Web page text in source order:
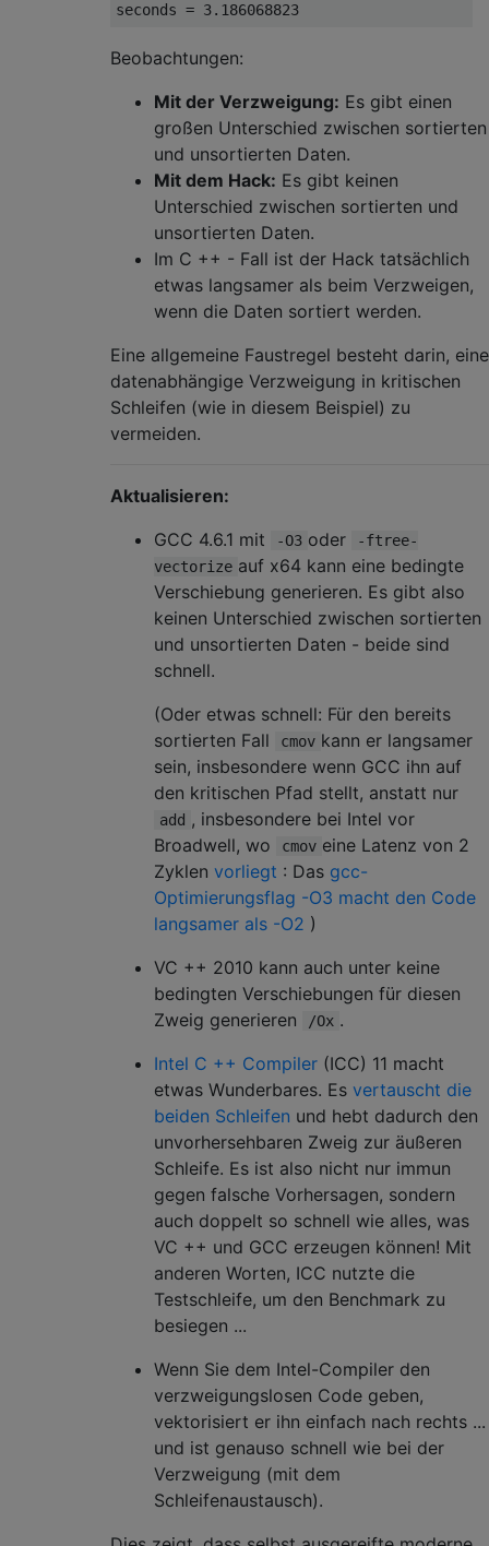
seconds = 3.186068823
Beobachtungen:
Mit der Verzweigung: Es gibt einen
großen Unterschied zwischen sortierten
und unsortierten Daten.
Mit dem Hack: Es gibt keinen
Unterschied zwischen sortierten und
unsortierten Daten.
Im C ++ - Fall ist der Hack tatsächlich
etwas langsamer als beim Verzweigen,
wenn die Daten sortiert werden.
Eine allgemeine Faustregel besteht darin, eine
datenabhängige Verzweigung in kritischen
Schleifen (wie in diesem Beispiel) zu
vermeiden.
Aktualisieren:
GCC 4.6.1 mit
-O3 oder
-ftree-
vectorize auf x64 kann eine bedingte
Verschiebung generieren. Es gibt also
keinen Unterschied zwischen sortierten
und unsortierten Daten - beide sind
schnell.
(Oder etwas schnell: Für den bereits
sortierten Fall
cmov kann er langsamer
sein, insbesondere wenn GCC ihn auf
den kritischen Pfad stellt, anstatt nur
add , insbesondere bei Intel vor
Broadwell, wo
cmov eine Latenz von 2
Zyklen vorliegt : Das gcc-
Optimierungsflag -O3 macht den Code
langsamer als -O2 )
VC ++ 2010 kann auch unter keine
bedingten Verschiebungen für diesen
Zweig generieren
/Ox .
Intel C ++ Compiler (ICC) 11 macht
etwas Wunderbares. Es vertauscht die
beiden Schleifen und hebt dadurch den
unvorhersehbaren Zweig zur äußeren
Schleife. Es ist also nicht nur immun
gegen falsche Vorhersagen, sondern
auch doppelt so schnell wie alles, was
VC ++ und GCC erzeugen können! Mit
anderen Worten, ICC nutzte die
Testschleife, um den Benchmark zu
besiegen ...
Wenn Sie dem Intel-Compiler den
verzweigungslosen Code geben,
vektorisiert er ihn einfach nach rechts ...
und ist genauso schnell wie bei der
Verzweigung (mit dem
Schleifenaustausch).